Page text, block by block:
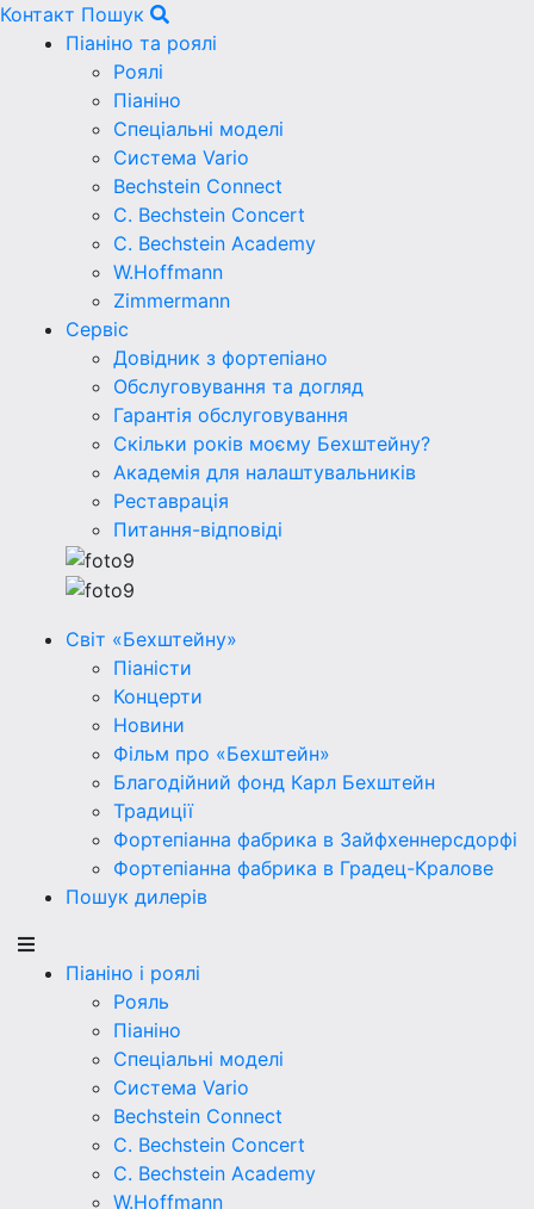
Контакт Пошук
Піаніно та роялі
Роялі
Піаніно
Спеціальні моделі
Система Vario
Bechstein Connect
C. Bechstein Concert
C. Bechstein Academy
W.Hoffmann
Zimmermann
Сервіс
Довідник з фортепіано
Обслуговування та догляд
Гарантія обслуговування
Скільки років моєму Бехштейну?
Академія для налаштувальників
Реставрація
Питання-відповіді
Світ «Бехштейну»
Піаністи
Концерти
Новини
Фільм про «Бехштейн»
Благодійний фонд Карл Бехштейн
Традиції
Фортепіанна фабрика в Зайфхеннерсдорфi
Фортепіанна фабрика в Градец-Кралове
Пошук дилерів
Піаніно і роялі
Рояль
Піаніно
Спеціальні моделі
Система Vario
Bechstein Connect
C. Bechstein Concert
C. Bechstein Academy
W.Hoffmann